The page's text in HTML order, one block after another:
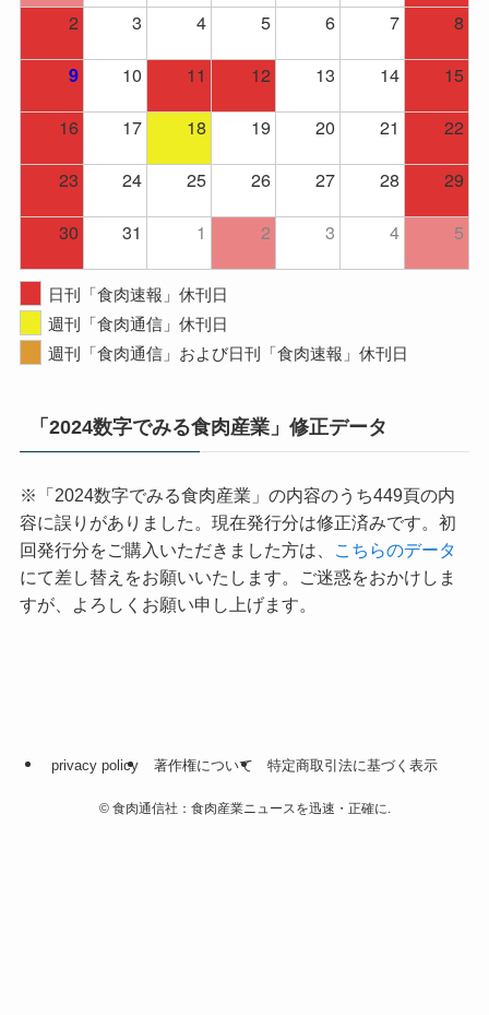
2
3 4 5 6 7 8
9 10 11 12 13 14
15
16
17 18 19 20 21
22
23
24 25 26 27 28
29
30
31 1 2 3 4 5
日刊「食肉速報」休刊日
週刊「食肉通信」休刊日
週刊「食肉通信」および日刊「食肉速報」休刊日
「2024数字でみる食肉産業」修正データ
※「2024数字でみる食肉産業」の内容のうち449頁の内
容に誤りがありました。現在発行分は修正済みです。初
回発行分をご購入いただきました方は、
こちらのデータ
にて差し替えをお願いいたします。ご迷惑をおかけしま
すが、よろしくお願い申し上げます。
privacy policy 著作権について 特定商取引法に基づく表示
©食肉通信社：食肉産業ニュースを迅速・正確に.